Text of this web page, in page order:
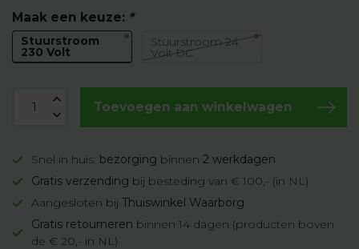
Maak een keuze: *
Stuurstroom
230 Volt
Stuurstroom 24
Volt DC
Toevoegen aan winkelwagen
Snel in huis: bezorging binnen 2 werkdagen
Gratis verzending bij besteding van € 100,- (in NL)
Aangesloten bij Thuiswinkel Waarborg
Gratis retourneren binnen 14 dagen (producten boven
de € 20,- in NL)